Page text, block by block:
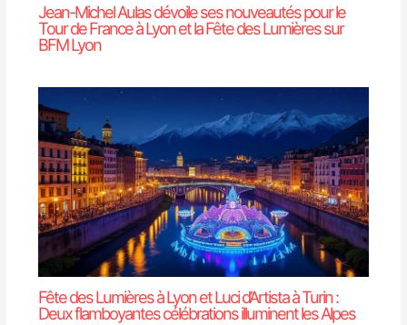
Jean-Michel Aulas dévoile ses nouveautés pour le
Tour de France à Lyon et la Fête des Lumières sur
BFM Lyon
Fête des Lumières à Lyon et Luci d’Artista à Turin :
Deux flamboyantes célébrations illuminent les Alpes